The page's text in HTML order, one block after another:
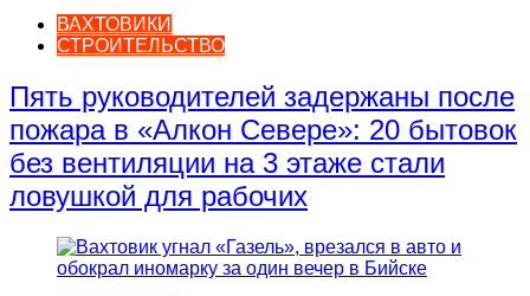
ВАХТОВИКИ
СТРОИТЕЛЬСТВО
Пять руководителей задержаны после
пожара в «Алкон Севере»: 20 бытовок
без вентиляции на 3 этаже стали
ловушкой для рабочих